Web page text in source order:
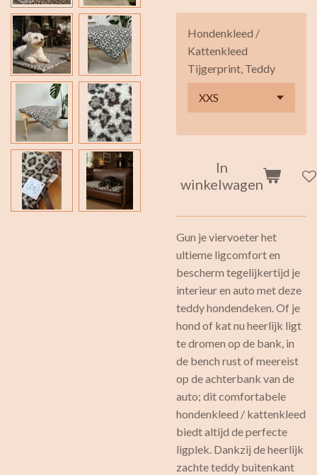
Hondenkleed /
Kattenkleed
Tijgerprint, Teddy
In
winkelwagen
Gun je viervoeter het
ultieme ligcomfort en
bescherm tegelijkertijd je
interieur en auto met deze
teddy hondendeken. Of je
hond of kat nu heerlijk ligt
te dromen op de bank, in
de bench rust of meereist
op de achterbank van de
auto; dit comfortabele
hondenkleed / kattenkleed
biedt altijd de perfecte
ligplek. Dankzij de heerlijk
zachte teddy buitenkant